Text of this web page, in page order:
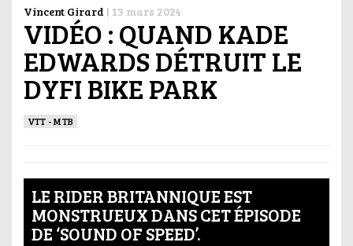
Vincent Girard | 13 mars 2024
VIDÉO : QUAND KADE
EDWARDS DÉTRUIT LE
DYFI BIKE PARK
VTT - MTB
LE RIDER BRITANNIQUE EST
MONSTRUEUX DANS CET ÉPISODE
DE ‘SOUND OF SPEED’.